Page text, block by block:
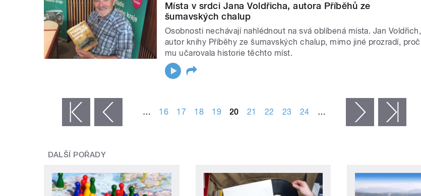
Místa v srdci Jana Voldřicha, autora Příběhů ze
šumavských chalup
Osobnosti nechávají nahlédnout na svá oblíbená místa. Jan Voldřich,
autor knihy Příběhy ze šumavských chalup, mimo jiné prozradí, proč
mu učarovala historie těchto míst.
‹ předchozí … 16 17 18 19 20 21 22 23 24 … následující ›
DALŠÍ POŘADY